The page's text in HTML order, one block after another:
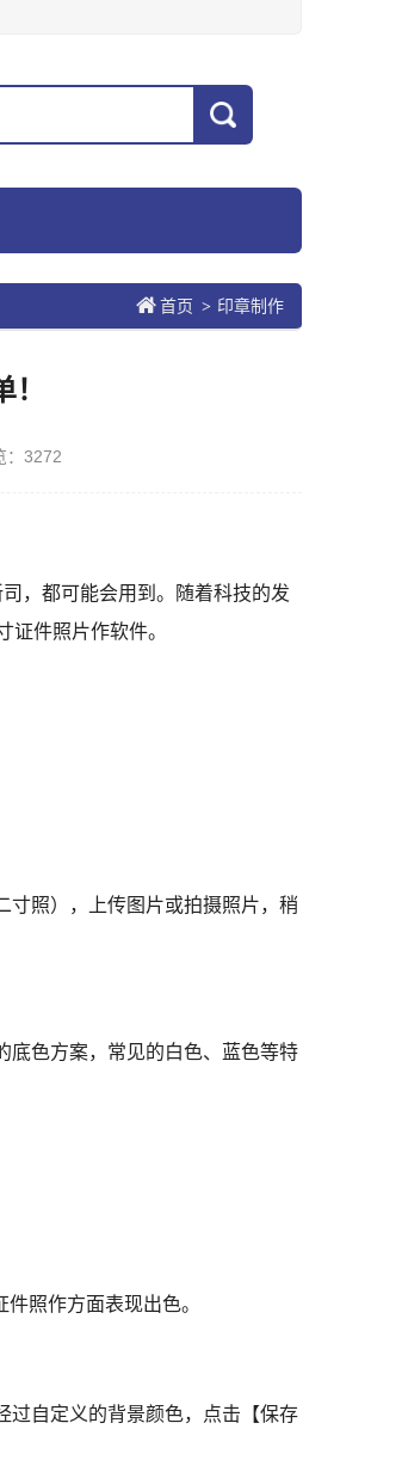
首页 > 印章制作
：3272
，都可能会用到。随着科技的发
件照片作软件。
寸照），上传图片或拍摄照片，稍
底色方案，常见的白色、蓝色等特
照作方面表现出色。
过自定义的背景颜色，点击【保存